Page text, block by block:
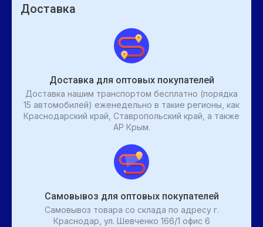
Доставка
Доставка для оптовых покупателей
Доставка нашим транспортом бесплатно (порядка
15 автомобилей) еженедельно в такие регионы, как
Краснодарский край, Ставропольский край, а также
АР Крым.
Самовывоз для оптовых покупателей
Самовывоз товара со склада по адресу г.
Краснодар, ул. Шевченко 166/1 офис 6